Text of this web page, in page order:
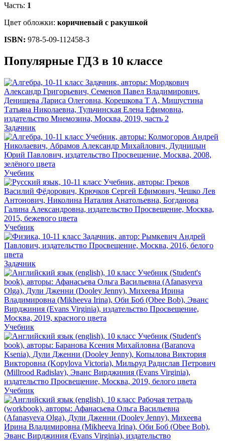
Часть: 1
Цвет обложки: коричневый с ракушкой
ISBN: 978-5-09-112458-3
Популярные ГДЗ в 10 классе
Задачник
Учебник
Учебник
Задачник
Учебник
Учебник